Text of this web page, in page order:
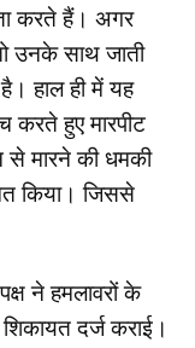
करते हैं। अगर
उनके साथ जाती
हाल ही में यह
करते हुए मारपीट
से मारने की धमकी
किया। जिससे
ने हमलावरों के
दर्ज कराई।